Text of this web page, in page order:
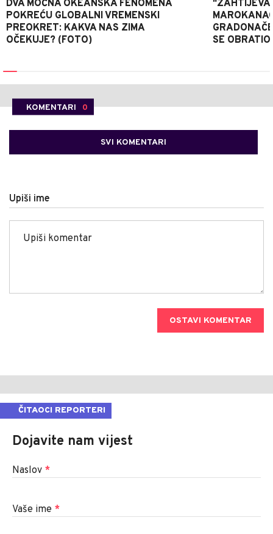
DVA MOĆNA OKEANSKA FENOMENA
POKREĆU GLOBALNI VREMENSKI
PREOKRET: KAKVA NAS ZIMA
OČEKUJE? (FOTO)
SE
KOMENTARI 0
SVI KOMENTARI
Upiši ime
OSTAVI KOMENTAR
ČITAOCI REPORTERI
Dojavite nam vijest
Naslov *
Vaše ime *